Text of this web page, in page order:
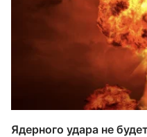
Ядерного удара не